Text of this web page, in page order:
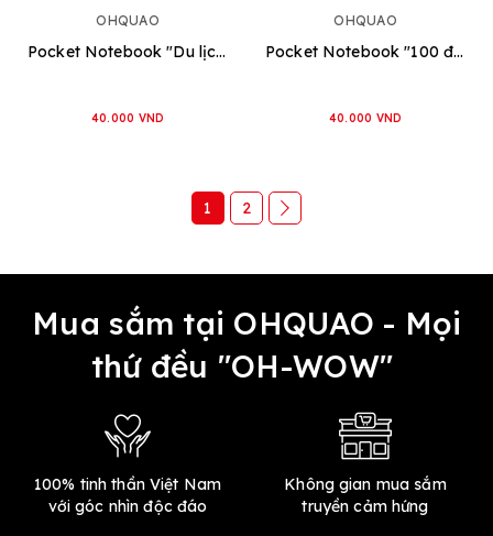
OHQUAO
Pocket Notebook "Du lịch Việt Nam"
40.000 VND
OHQUAO
Pocket Notebook "100 điểm"
40.000 VND
1 2
Mua sắm tại OHQUAO - Mọi
thứ đều "OH-WOW"
100% tinh thần Việt Nam
với góc nhìn độc đáo
Không gian mua sắm
truyền cảm hứng